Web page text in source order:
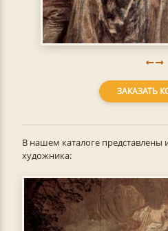
ЗАКАЗАТЬ
В нашем каталоге представлены
художника: